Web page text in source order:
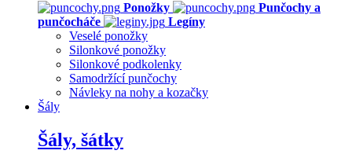
Ponožky
Punčochy a
punčocháče
Legíny
Veselé ponožky
Silonkové ponožky
Silonkové podkolenky
Samodržící punčochy
Návleky na nohy a kozačky
Šály
Šály, šátky